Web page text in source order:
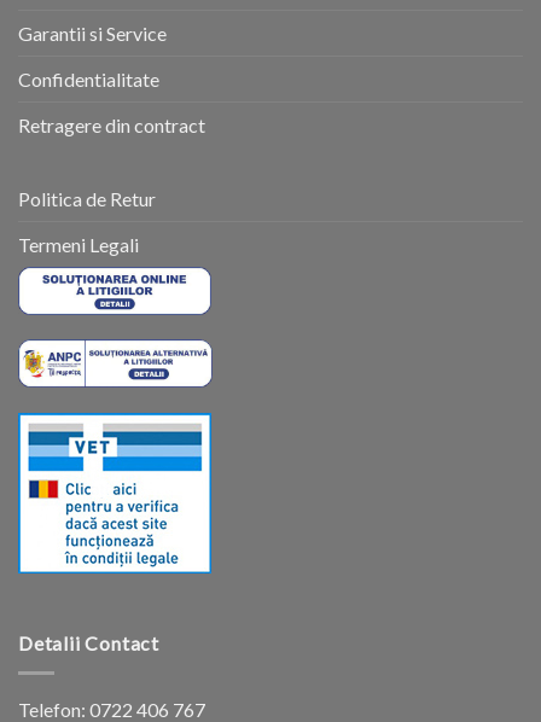
Garantii si Service
Confidentialitate
Retragere din contract
Politica de Retur
Termeni Legali
Detalii Contact
Telefon: 0722 406 767